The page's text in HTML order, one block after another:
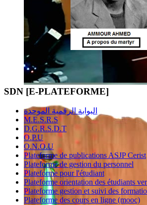
SDN [E-PLATEFORME]
البوابة الرقمية الموحدة
M.E.S.R.S
D.G.R.S.D.T
O.P.U
O.N.O.U
Plateforme de publications ASJP Cerist
Plateforme de gestion du personnel
Plateforme pour l'étudiant
Plateforme orientation des étudiants
Plateforme gestion et suivi des
Plateforme des cours en ligne (mooc)